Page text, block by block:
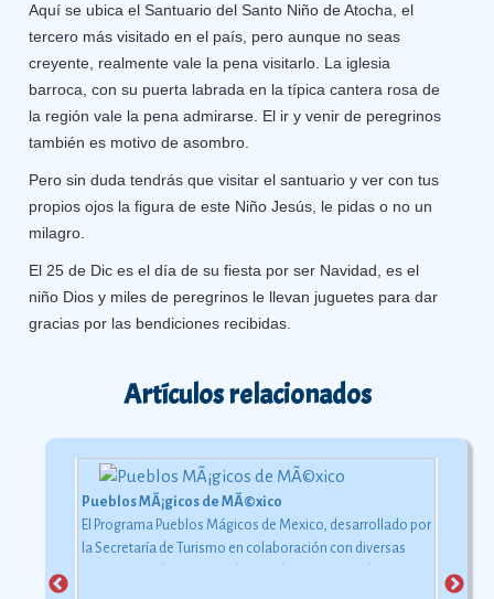
Aquí se ubica el Santuario del Santo Niño de Atocha, el
tercero más visitado en el país, pero aunque no seas
creyente, realmente vale la pena visitarlo. La iglesia
barroca, con su puerta labrada en la típica cantera rosa de
la región vale la pena admirarse. El ir y venir de peregrinos
también es motivo de asombro.
Pero sin duda tendrás que visitar el santuario y ver con tus
propios ojos la figura de este Niño Jesús, le pidas o no un
milagro.
El 25 de Dic es el día de su fiesta por ser Navidad, es el
niño Dios y miles de peregrinos le llevan juguetes para dar
gracias por las bendiciones recibidas.
Artículos relacionados
Pueblos MÃ¡gicos de MÃ©xico
El Programa Pueblos Mágicos de Mexico, desarrollado por
la Secretaría de Turismo en colaboración con diversas